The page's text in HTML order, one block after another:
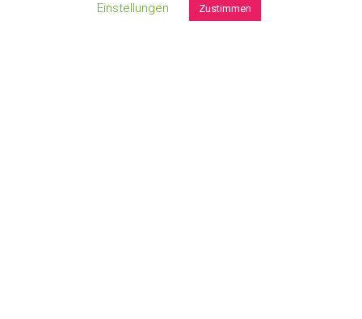
Einstellungen
Zustimmen